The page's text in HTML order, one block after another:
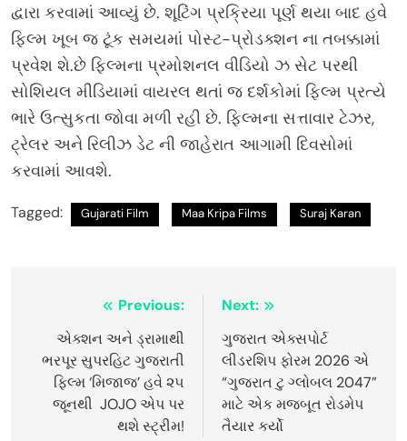
દ્વારા કરવામાં આવ્યું છે. શૂટિંગ પ્રક્રિયા પૂર્ણ થયા બાદ હવે
ફિલ્મ ખૂબ જ ટૂંક સમયમાં પોસ્ટ-પ્રોડક્શન ના તબક્કામાં
પ્રવેશ શે.છે ફિલ્મના પ્રમોશનલ વીડિયો ઝ સેટ પરથી
સોશિયલ મીડિયામાં વાયરલ થતાં જ દર્શકોમાં ફિલ્મ પ્રત્યે
ભારે ઉત્સુકતા જોવા મળી રહી છે. ફિલ્મના સત્તાવાર ટેઝર,
ટ્રેલર અને રિલીઝ ડેટ ની જાહેરાત આગામી દિવસોમાં
કરવામાં આવશે.
Tagged: Gujarati Film Maa Kripa Films Suraj Karan
navigation
Previous:
એક્શન અને ડ્રામાથી
ભરપૂર સુપરહિટ ગુજરાતી
ફિલ્મ ‘મિજાજ’ હવે ૨૫
જૂનથી JOJO એપ પર
થશે સ્ટ્રીમ!
Next:
ગુજરાત એક્સપોર્ટ
લીડરશિપ ફોરમ 2026 એ
“ગુજરાત ટુ ગ્લોબલ 2047”
માટે એક મજબૂત રોડમેપ
તૈયાર કર્યો